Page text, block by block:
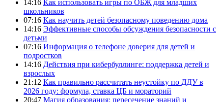
14:16 Как использовать игры по ОБЖ для младших
школьников
07:16 Как научить детей безопасному поведению дома
14:16 Эффективные способы обсуждения безопасности с
детьми
07:16 Информация о телефоне доверия для детей и
подростков
14:16 Действия при кибербуллинге: поддержка детей и
взрослых
21:12 Как правильно рассчитать неустойку по ДДУ в
2026 году: формула, ставка ЦБ и мораторий
20:47 Магия образования: пересечение знаний и